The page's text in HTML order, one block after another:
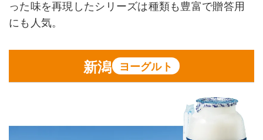
った味を再現したシリーズは種類も豊富で贈答用
にも人気。
新潟 ヨーグルト